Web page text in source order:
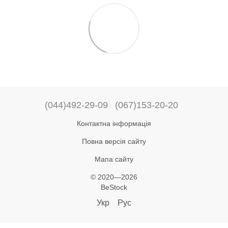
(044)492-29-09 (067)153-20-20
Контактна інформація
Повна версія сайту
Мапа сайту
© 2020—2026
BeStock
Укр Рус